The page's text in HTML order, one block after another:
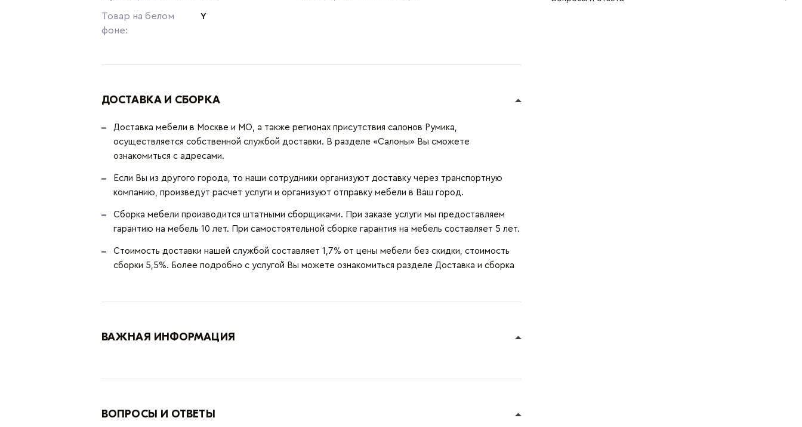
Товар на белом
фоне:
Y
ДОСТАВКА И СБОРКА
Доставка мебели в Москве и МО, а также регионах присутствия салонов Румика,
осуществляется собственной службой доставки. В разделе «Салоны» Вы сможете
ознакомиться с адресами.
Если Вы из другого города, то наши сотрудники организуют доставку через транспортную
компанию, произведут расчет услуги и организуют отправку мебели в Ваш город.
Сборка мебели производится штатными сборщиками. При заказе услуги мы предоставляем
гарантию на мебель 10 лет. При самостоятельной сборке гарантия на мебель составляет 5 лет.
Стоимость доставки нашей службой составляет 1,7% от цены мебели без скидки, стоимость
сборки 5,5%. Более подробно с услугой Вы можете ознакомиться разделе Доставка и сборка
ВАЖНАЯ ИНФОРМАЦИЯ
ВОПРОСЫ И ОТВЕТЫ